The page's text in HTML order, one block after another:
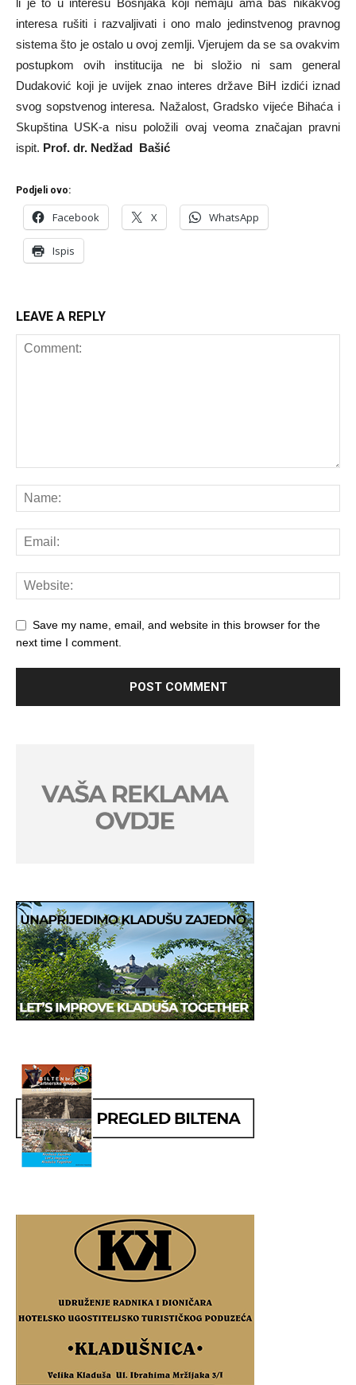
li je to u interesu Bošnjaka koji nemaju ama baš nikakvog
interesa rušiti i razvaljivati i ono malo jedinstvenog pravnog
sistema što je ostalo u ovoj zemlji. Vjerujem da se sa ovakvim
postupkom ovih institucija ne bi složio ni sam general
Dudaković koji je uvijek znao interes države BiH izdići iznad
svog sopstvenog interesa. Nažalost, Gradsko vijeće Bihaća i
Skupština USK-a nisu položili ovaj veoma značajan pravni
ispit. Prof. dr. Nedžad Bašić
Podjeli ovo:
Facebook X WhatsApp
Ispis
LEAVE A REPLY
Save my name, email, and website in this browser for the
next time I comment.